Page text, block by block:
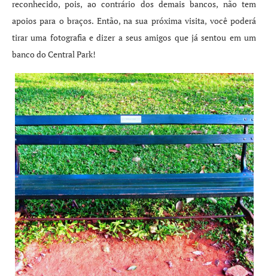
reconhecido, pois, ao contrário dos demais bancos, não tem
apoios para o braços. Então, na sua próxima visita, você poderá
tirar uma fotografia e dizer a seus amigos que já sentou em um
banco do Central Park!